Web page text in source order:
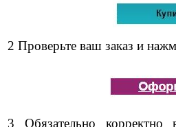
2 Проверьте ваш заказ и
3 Обязательно корректно